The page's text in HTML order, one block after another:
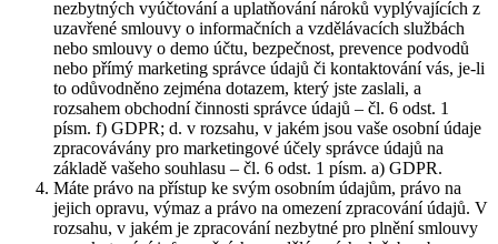
nezbytných vyúčtování a uplatňování nároků vyplývajících z
uzavřené smlouvy o informačních a vzdělávacích službách
nebo smlouvy o demo účtu, bezpečnost, prevence podvodů
nebo přímý marketing správce údajů či kontaktování vás, je-li
to odůvodněno zejména dotazem, který jste zaslali, a
rozsahem obchodní činnosti správce údajů – čl. 6 odst. 1
písm. f) GDPR; d. v rozsahu, v jakém jsou vaše osobní údaje
zpracovávány pro marketingové účely správce údajů na
základě vašeho souhlasu – čl. 6 odst. 1 písm. a) GDPR.
Máte právo na přístup ke svým osobním údajům, právo na
jejich opravu, výmaz a právo na omezení zpracování údajů. V
rozsahu, v jakém je zpracování nezbytné pro plnění smlouvy